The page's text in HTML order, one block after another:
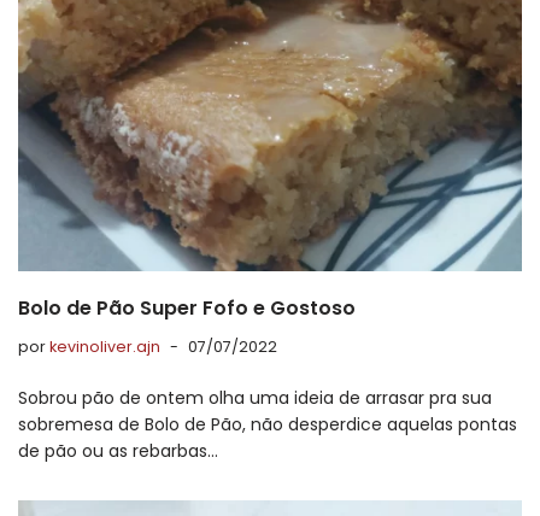
Bolo de Pão Super Fofo e Gostoso
porkevinoliver.ajn 07/07/2022
Sobrou pão de ontem olha uma ideia de arrasar pra sua
sobremesa de Bolo de Pão, não desperdice aquelas pontas
de pão ou as rebarbas…